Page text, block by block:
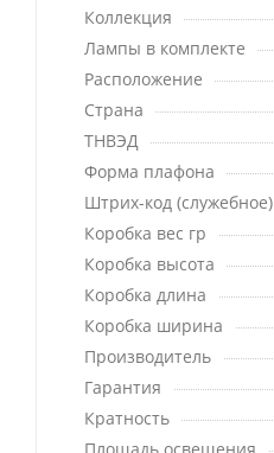
Коллекция
Лампы в комплекте
Расположение
Страна
ТНВЭД
Форма плафона
Штрих-код (служебное)
Коробка вес гр
Коробка высота
Коробка длина
Коробка ширина
Производитель
Гарантия
Кратность